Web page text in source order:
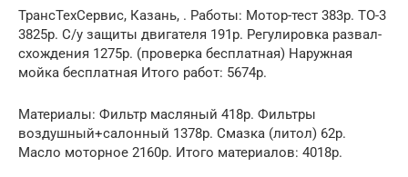
ТрансТехСервис, Казань, . Работы: Мотор-тест 383р. ТО-3
3825р. С/у защиты двигателя 191р. Регулировка развал-
схождения 1275р. (проверка бесплатная) Наружная
мойка бесплатная Итого работ: 5674р.
Материалы: Фильтр масляный 418р. Фильтры
воздушный+салонный 1378р. Смазка (литол) 62р.
Масло моторное 2160р. Итого материалов: 4018р.